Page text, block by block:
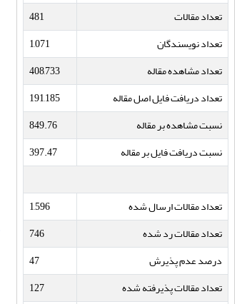
تعداد مقالات
481
تعداد نویسندگان
1,071
تعداد مشاهده مقاله
408,733
تعداد دریافت فایل اصل مقاله
191,185
نسبت مشاهده بر مقاله
849.76
نسبت دریافت فایل بر مقاله
397.47
تعداد مقالات ارسال شده
1,596
تعداد مقالات رد شده
746
درصد عدم پذیرش
47
تعداد مقالات پذیرفته شده
127